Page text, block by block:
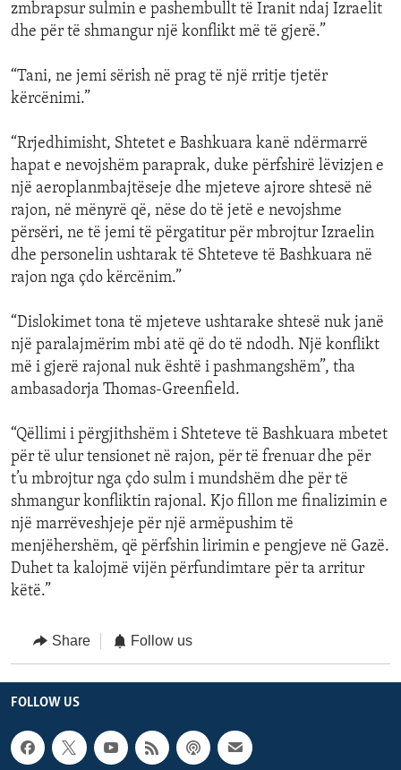
zmbrapsur sulmin e pashembullt të Iranit ndaj Izraelit
dhe për të shmangur një konflikt më të gjerë.”
“Tani, ne jemi sërish në prag të një rritje tjetër
kërcënimi.”
“Rrjedhimisht, Shtetet e Bashkuara kanë ndërmarrë
hapat e nevojshëm paraprak, duke përfshirë lëvizjen e
një aeroplanmbajtëseje dhe mjeteve ajrore shtesë në
rajon, në mënyrë që, nëse do të jetë e nevojshme
përsëri, ne të jemi të përgatitur për mbrojtur Izraelin
dhe personelin ushtarak të Shteteve të Bashkuara në
rajon nga çdo kërcënim.”
“Dislokimet tona të mjeteve ushtarake shtesë nuk janë
një paralajmërim mbi atë që do të ndodh. Një konflikt
më i gjerë rajonal nuk është i pashmangshëm”, tha
ambasadorja Thomas-Greenfield.
“Qëllimi i përgjithshëm i Shteteve të Bashkuara mbetet
për të ulur tensionet në rajon, për të frenuar dhe për
t’u mbrojtur nga çdo sulm i mundshëm dhe për të
shmangur konfliktin rajonal. Kjo fillon me finalizimin e
një marrëveshjeje për një armëpushim të
menjëhershëm, që përfshin lirimin e pengjeve në Gazë.
Duhet ta kalojmë vijën përfundimtare për ta arritur
këtë.”
Share Follow us
FOLLOW US